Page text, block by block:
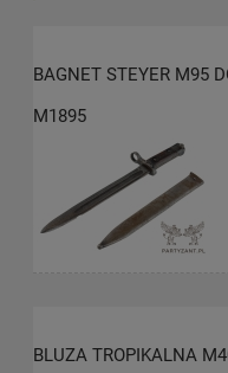
BAGNET STEYER M95
M1895
BLUZA TROPIKALNA